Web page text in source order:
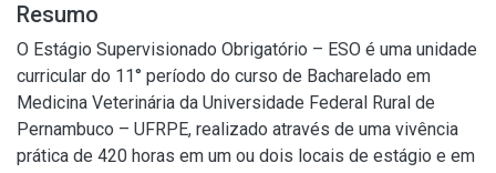
Resumo
O Estágio Supervisionado Obrigatório – ESO é uma unidade
curricular do 11° período do curso de Bacharelado em
Medicina Veterinária da Universidade Federal Rural de
Pernambuco – UFRPE, realizado através de uma vivência
prática de 420 horas em um ou dois locais de estágio e em